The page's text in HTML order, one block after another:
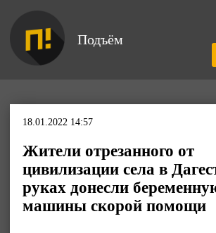
Подъём
18.01.2022 14:57
Жители отрезанного от
цивилизации села в
руках донесли
машины скорой помощи